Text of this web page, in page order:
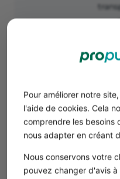
Pour améliorer notre
l'aide de cookies. Cela
comprendre les besoins
nous adapter en créant
Nous conservons votre
pouvez changer d'avis